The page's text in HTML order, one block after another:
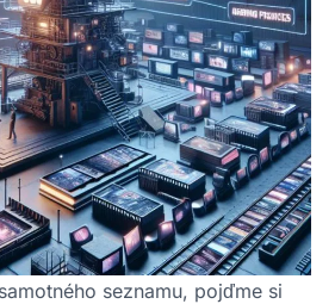
seznamu, pojďme si